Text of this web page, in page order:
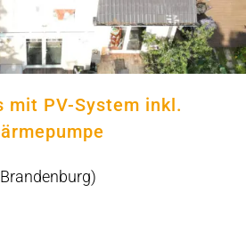
mit PV-System inkl.